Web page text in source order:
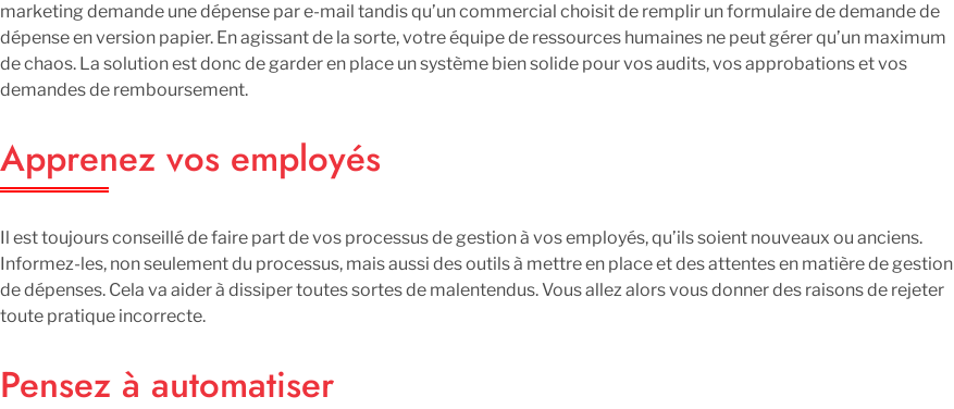
marketing demande une dépense par e-mail tandis qu’un commercial choisit de remplir un formulaire de demande de
dépense en version papier. En agissant de la sorte, votre équipe de ressources humaines ne peut gérer qu’un maximum
de chaos. La solution est donc de garder en place un système bien solide pour vos audits, vos approbations et vos
demandes de remboursement.
Apprenez vos employés
Il est toujours conseillé de faire part de vos processus de gestion à vos employés, qu’ils soient nouveaux ou anciens.
Informez-les, non seulement du processus, mais aussi des outils à mettre en place et des attentes en matière de gestion
de dépenses. Cela va aider à dissiper toutes sortes de malentendus. Vous allez alors vous donner des raisons de rejeter
toute pratique incorrecte.
Pensez à automatiser